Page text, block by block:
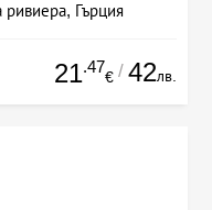
Гърция
21.47
€ / 42лв.